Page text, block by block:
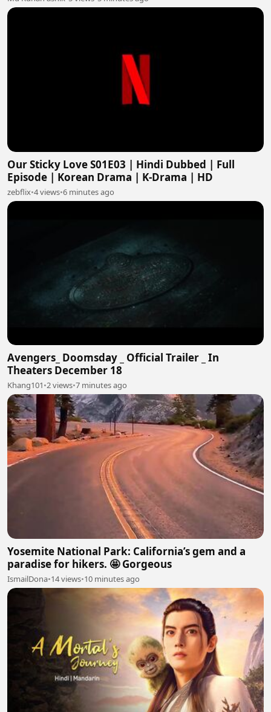
Our Sticky Love S01E03 | Hindi Dubbed | Full
Episode | Korean Drama | K-Drama | HD
zebflix•4 views•6 minutes ago
Avengers_ Doomsday _ Official Trailer _ In
Theaters December 18
Khang101•2 views•7 minutes ago
Yosemite National Park: California’s gem and a
paradise for hikers. 🤩 Gorgeous
IsmailDona•14 views•10 minutes ago